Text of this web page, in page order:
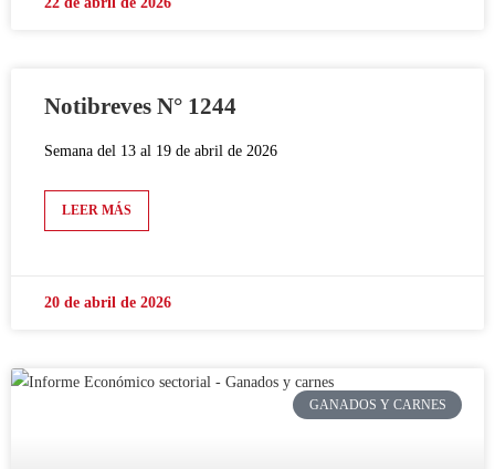
Notibreves N° 1244
Semana del 13 al 19 de abril de 2026
LEER MÁS
20 de abril de 2026
GANADOS Y CARNES